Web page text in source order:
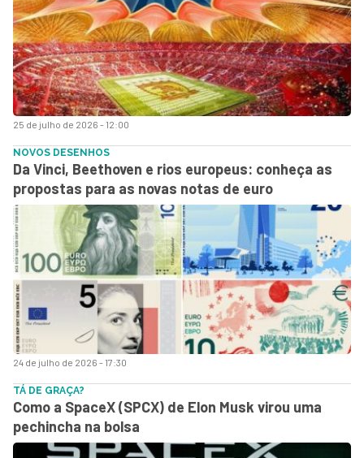
25 de julho de 2026 - 12:00
24 de julho de 2026 - 17:30
NOVOS DESENHOS
Da Vinci, Beethoven e rios europeus: conheça as
propostas para as novas notas de euro
TÁ DE GRAÇA?
Como a SpaceX (SPCX) de Elon Musk virou uma
pechincha na bolsa